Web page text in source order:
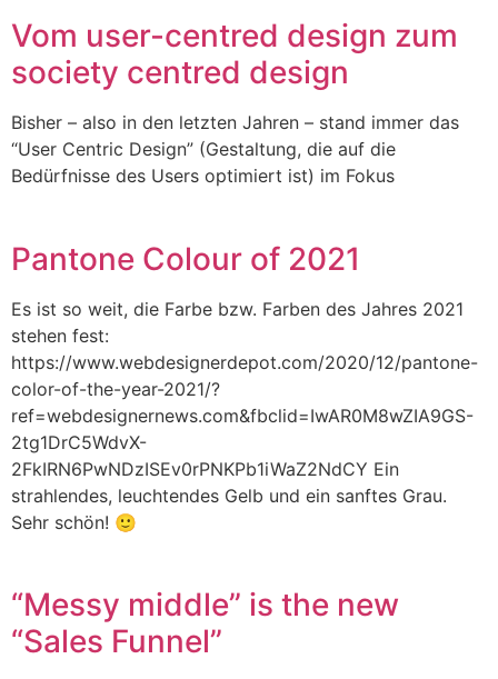
Vom user-centred design zum
society centred design
Bisher – also in den letzten Jahren – stand immer das
“User Centric Design” (Gestaltung, die auf die
Bedürfnisse des Users optimiert ist) im Fokus
Pantone Colour of 2021
Es ist so weit, die Farbe bzw. Farben des Jahres 2021
stehen fest:
https://www.webdesignerdepot.com/2020/12/pantone-
color-of-the-year-2021/?
ref=webdesignernews.com&fbclid=IwAR0M8wZIA9GS-
2tg1DrC5WdvX-
2FkIRN6PwNDzISEv0rPNKPb1iWaZ2NdCY Ein
strahlendes, leuchtendes Gelb und ein sanftes Grau.
Sehr schön! 🙂
“Messy middle” is the new
“Sales Funnel”